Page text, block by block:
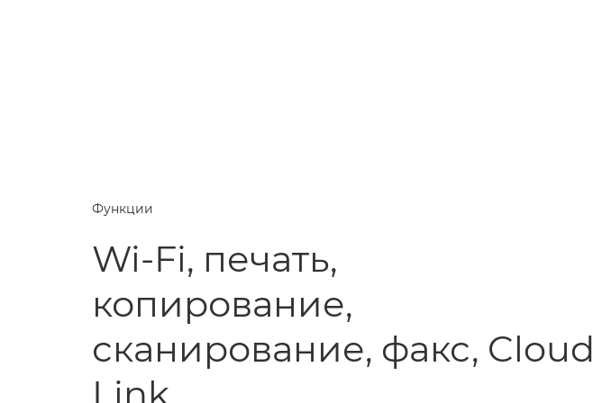
Функции
Wi-Fi, печать,
копирование,
сканирование, факс, Cloud
Link